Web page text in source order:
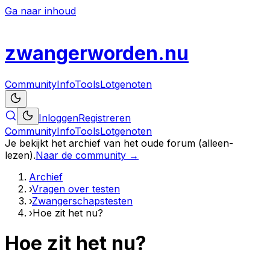
Ga naar inhoud
zwangerworden.nu
CommunityInfoToolsLotgenoten
InloggenRegistreren
CommunityInfoToolsLotgenoten
Je bekijkt het archief van het oude forum (alleen-
lezen).Naar de community →
Archief
›Vragen over testen
›Zwangerschapstesten
›Hoe zit het nu?
Hoe zit het nu?